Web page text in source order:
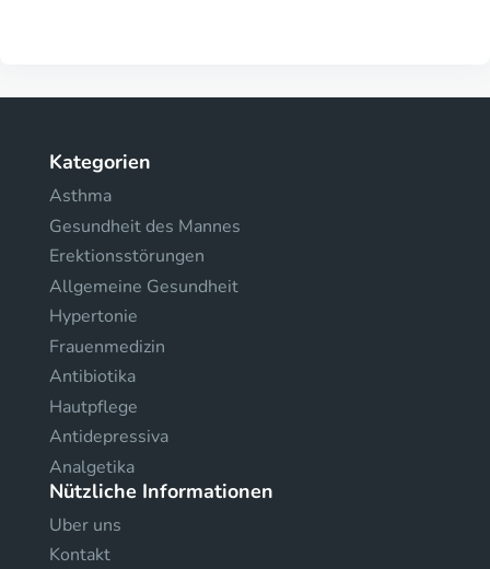
Kategorien
Asthma
Gesundheit des Mannes
Erektionsstörungen
Allgemeine Gesundheit
Hypertonie
Frauenmedizin
Antibiotika
Hautpflege
Antidepressiva
Analgetika
Nützliche Informationen
Uber uns
Kontakt